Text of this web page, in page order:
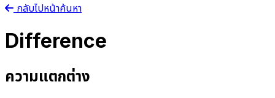
กลับไปหน้าค้นหา
Difference
ความแตกต่าง